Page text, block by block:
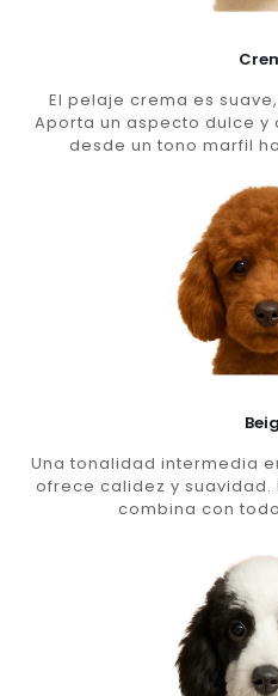
El pelaje crema es
Aporta un aspecto dulce
desde un tono marfil
Una tonalidad intermedia
ofrece calidez y suavidad.
combina con